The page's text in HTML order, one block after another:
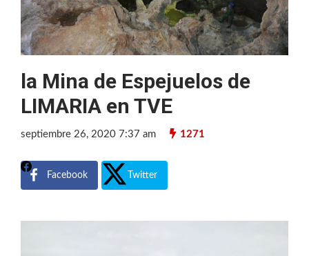
la Mina de Espejuelos de
LIMARIA en TVE
septiembre 26, 2020 7:37 am 1271
Facebook Twitter